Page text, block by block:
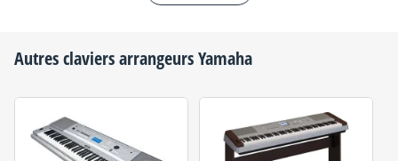
Autres claviers arrangeursYamaha